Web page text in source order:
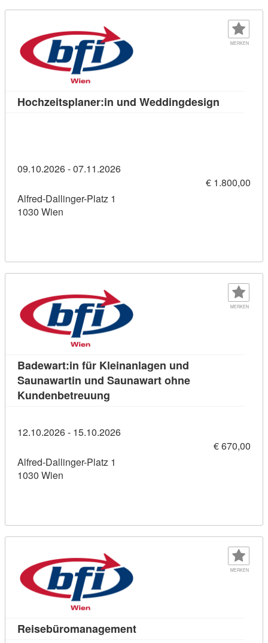
MERKEN
Hochzeitsplaner:in und Weddingdesign
09.10.2026 - 07.11.2026
€ 1.800,00
Alfred-Dallinger-Platz 1
1030 Wien
MERKEN
Badewart:in für Kleinanlagen und
Saunawartin und Saunawart ohne
Kundenbetreuung
12.10.2026 - 15.10.2026
€ 670,00
Alfred-Dallinger-Platz 1
1030 Wien
MERKEN
ReisebüromanagementKursdetail: